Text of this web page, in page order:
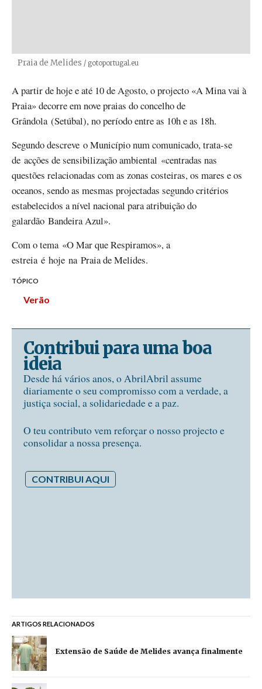
Praia de Melides Créditos
/ gotoportugal.eu
A partir de hoje e até 10 de Agosto, o projecto «A Mina vai à
Praia» decorre em nove praias do concelho de
Grândola (Setúbal), no período entre as 10h e as 18h.
Segundo descreve o Município num comunicado, trata-se
de acções de sensibilização ambiental «centradas nas
questões relacionadas com as zonas costeiras, os mares e os
oceanos, sendo as mesmas projectadas segundo critérios
estabelecidos a nível nacional para atribuição do
galardão Bandeira Azul».
Com o tema «O Mar que Respiramos», a
estreia é hoje na Praia de Melides.
TÓPICO
Verão
Contribui para uma boa
ideia
Desde há vários anos, o AbrilAbril assume
diariamente o seu compromisso com a verdade, a
justiça social, a solidariedade e a paz.
O teu contributo vem reforçar o nosso projecto e
consolidar a nossa presença.
CONTRIBUI AQUI
ARTIGOS RELACIONADOS
Extensão de Saúde de Melides avança finalmente